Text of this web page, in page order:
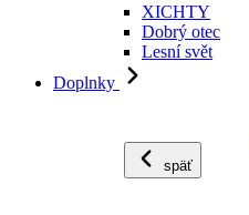
XICHTY
Dobrý otec
Lesní svět
Doplnky
späť